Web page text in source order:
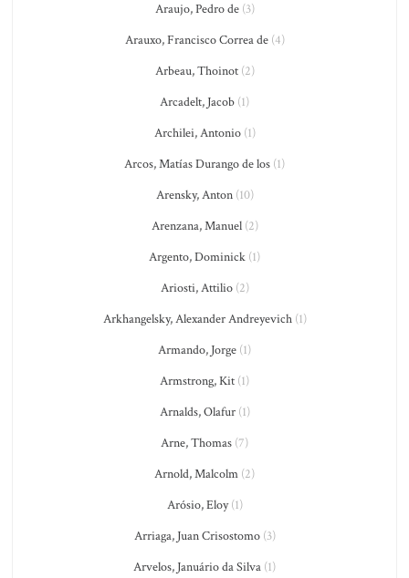
Araujo, Pedro de(3)
Arauxo, Francisco Correa de(4)
Arbeau, Thoinot(2)
Arcadelt, Jacob (1)
Archilei, Antonio(1)
Arcos, Matías Durango de los (1)
Arensky, Anton(10)
Arenzana, Manuel(2)
Argento, Dominick (1)
Ariosti, Attilio(2)
Arkhangelsky, Alexander Andreyevich(1)
Armando, Jorge (1)
Armstrong, Kit (1)
Arnalds, Olafur(1)
Arne, Thomas (7)
Arnold, Malcolm (2)
Arósio, Eloy(1)
Arriaga, Juan Crisostomo(3)
Arvelos, Januário da Silva (1)